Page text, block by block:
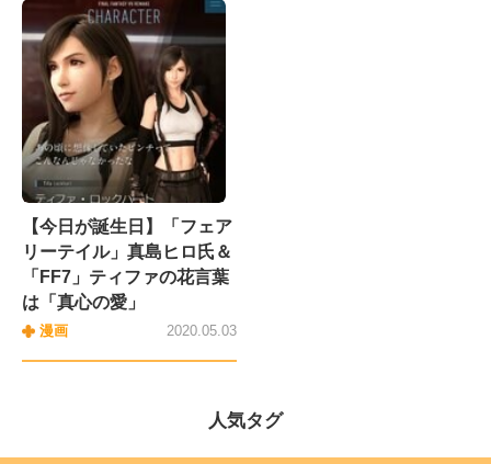
【今日が誕生日】「フェア
リーテイル」真島ヒロ氏＆
「FF7」ティファの花言葉
は「真心の愛」
漫画 2020.05.03
人気タグ